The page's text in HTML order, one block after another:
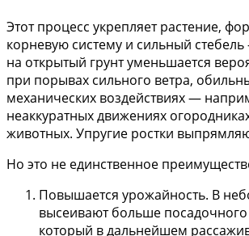
Этот процесс укрепляет растение,
корневую систему и сильный
на открытый грунт уменьшается
при порывах сильного ветра,
механических воздействиях —
неаккуратных движениях
животных. Упругие ростки
Но это не единственное
Повышается урожайность. В
высеивают больше
который в дальнейшем